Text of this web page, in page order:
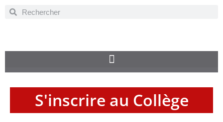
S'inscrire au Collège